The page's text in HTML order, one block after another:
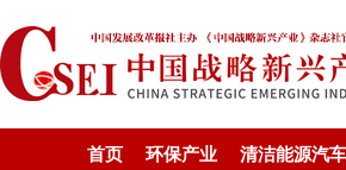
首页 环保产业 清洁能源汽车